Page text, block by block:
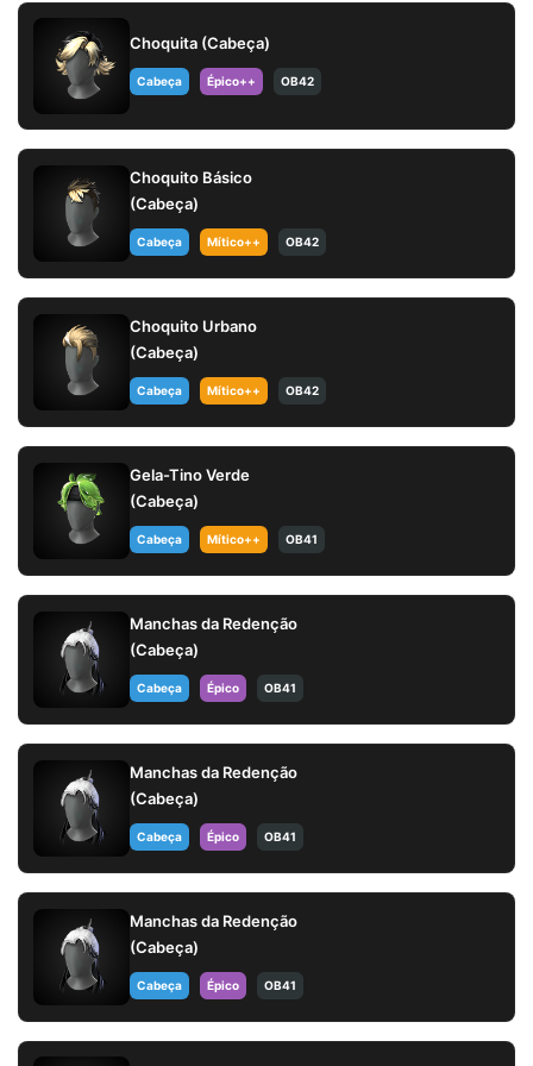
Choquita (Cabeça)
Cabeça Épico++ OB42
Choquito Básico
(Cabeça)
Cabeça Mítico++ OB42
Choquito Urbano
(Cabeça)
Cabeça Mítico++ OB42
Gela-Tino Verde
(Cabeça)
Cabeça Mítico++ OB41
Manchas da Redenção
(Cabeça)
Cabeça Épico OB41
Manchas da Redenção
(Cabeça)
Cabeça Épico OB41
Manchas da Redenção
(Cabeça)
Cabeça Épico OB41